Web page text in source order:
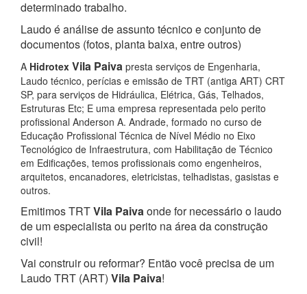
determinado trabalho.
Laudo é análise de assunto técnico e conjunto de
documentos (fotos, planta baixa, entre outros)
A Hidrotex Vila Paiva presta serviços de Engenharia,
Laudo técnico, perícias e emissão de TRT (antiga ART) CRT
SP, para serviços de Hidráulica, Elétrica, Gás, Telhados,
Estruturas Etc; E uma empresa representada pelo perito
profissional Anderson A. Andrade, formado no curso de
Educação Profissional Técnica de Nível Médio no Eixo
Tecnológico de Infraestrutura, com Habilitação de Técnico
em Edificações, temos profissionais como engenheiros,
arquitetos, encanadores, eletricistas, telhadistas, gasistas e
outros.
Emitimos TRTVila Paivaonde for necessário o laudo
de um especialista ou perito na área da construção
civil!
Vai construir ou reformar? Então você precisa de um
Laudo TRT (ART) Vila Paiva!